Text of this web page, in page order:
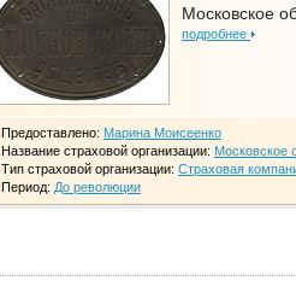
Московское
подробнее
Предоставлено: Марина Моисеенко
Название страховой организации: Московское
Тип страховой организации: Страховая
Период: До революции